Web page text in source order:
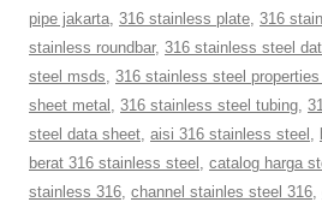
pipe jakarta, 316 stainless plate, 316
stainless roundbar, 316 stainless steel
steel msds, 316 stainless steel
sheet metal , 316 stainless steel tubing,
steel data sheet, aisi 316 stainless steel ,
berat 316 stainless steel , catalog harga
stainless 316, channel stainles steel 316,